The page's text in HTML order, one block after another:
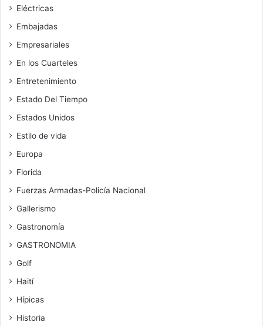
Eléctricas
Embajadas
Empresariales
En los Cuarteles
Entretenimiento
Estado Del Tiempo
Estados Unidos
Estilo de vida
Europa
Florida
Fuerzas Armadas-Policía Nacional
Gallerismo
Gastronomía
GASTRONOMIA
Golf
Haití
Hípicas
Historia